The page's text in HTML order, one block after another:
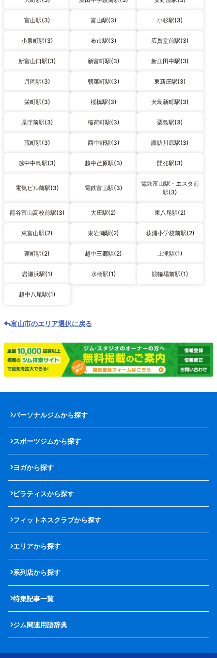
富山駅(3) 富山駅(3) 小杉駅(3)
小泉町駅(3) 布市駅(3) 広貫堂前駅(3)
新富山口駅(3) 新富町駅(3) 新庄田中駅(3)
月岡駅(3) 朝菜町駅(3) 東新庄駅(3)
栄町駅(3) 桜橋駅(3) 犬島新町駅(3)
県庁前駅(3) 稲荷町駅(3) 粟島駅(3)
荒町駅(3) 西中野駅(3) 諏訪川原駅(3)
越中中島駅(3) 越中荏原駅(3) 開発駅(3)
電気ビル前駅(3) 電鉄富山駅(3)
電鉄富山駅・エスタ前
駅(3)
龍谷富山高校前駅(3) 大庄駅(2) 東八尾駅(2)
東富山駅(2) 東岩瀬駅(2) 萩浦小学校前駅(2)
蓮町駅(2) 越中三郷駅(2) 上滝駅(1)
岩瀬浜駅(1) 水橋駅(1) 競輪場前駅(1)
越中八尾駅(1)
富山市のエリア選択に戻る
パーソナルジムから探す
スポーツジムから探す
ヨガから探す
ピラティスから探す
フィットネスクラブから探す
エリアから探す
系列店から探す
特集記事一覧
ジム関連用語辞典